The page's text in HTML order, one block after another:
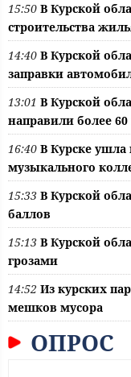
15:50 В Курской
строительства
14:40 В Курской
заправки
13:01 В Курской
направили более
16:40 В Курске
музыкального
15:33 В Курской
баллов
15:13 В Курской
грозами
14:52 Из курских
мешков мусора
ОПРОС